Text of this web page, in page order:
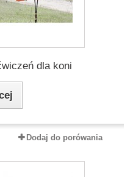
dla koni
Dodaj do porówania